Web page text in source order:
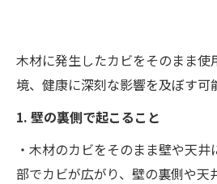
木材に発生したカビをそのまま使
境、健康に深刻な影響を及ぼす可
1. 壁の裏側で起こること
・木材のカビをそのまま壁や天
部でカビが広がり、壁の裏側や天